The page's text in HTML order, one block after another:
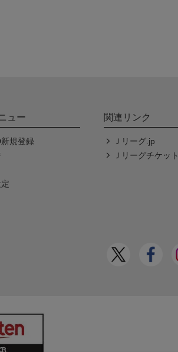
ュー
新規登録
関連リンク
Ｊリーグ.jp
Ｊリーグチケット